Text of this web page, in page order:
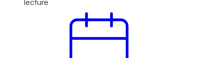
lecture